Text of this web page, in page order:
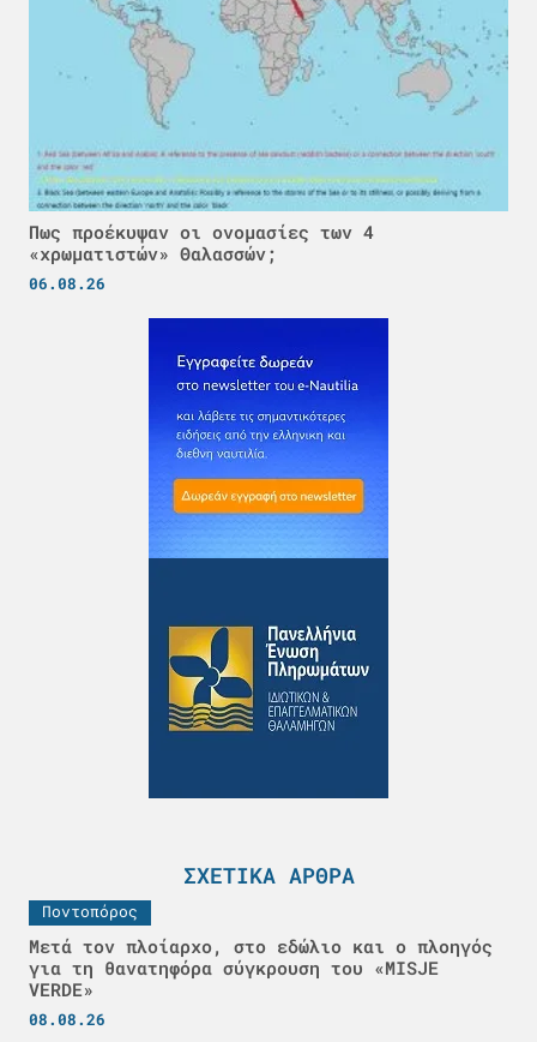
Πως προέκυψαν οι ονομασίες των 4
«χρωματιστών» Θαλασσών;
06.08.26
ΣΧΕΤΙΚΆ ΆΡΘΡΑ
Ποντοπόρος
Μετά τον πλοίαρχο, στο εδώλιο και ο πλοηγός
για τη θανατηφόρα σύγκρουση του «MISJE
VERDE»
08.08.26